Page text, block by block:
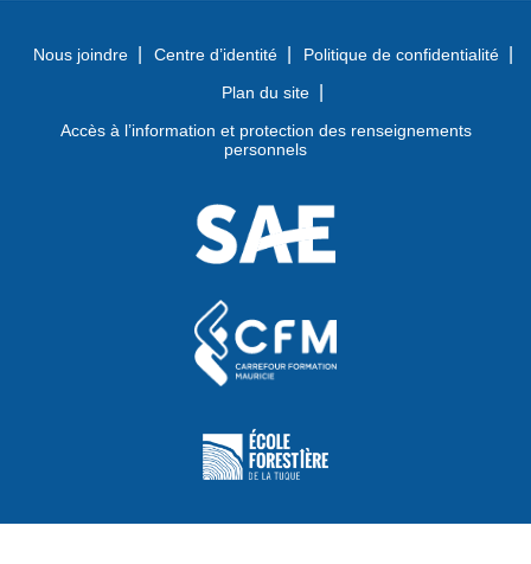
Nous joindre Centre d’identité
Politique de confidentialité
Plan du site
Accès à l’information et protection des renseignements
personnels